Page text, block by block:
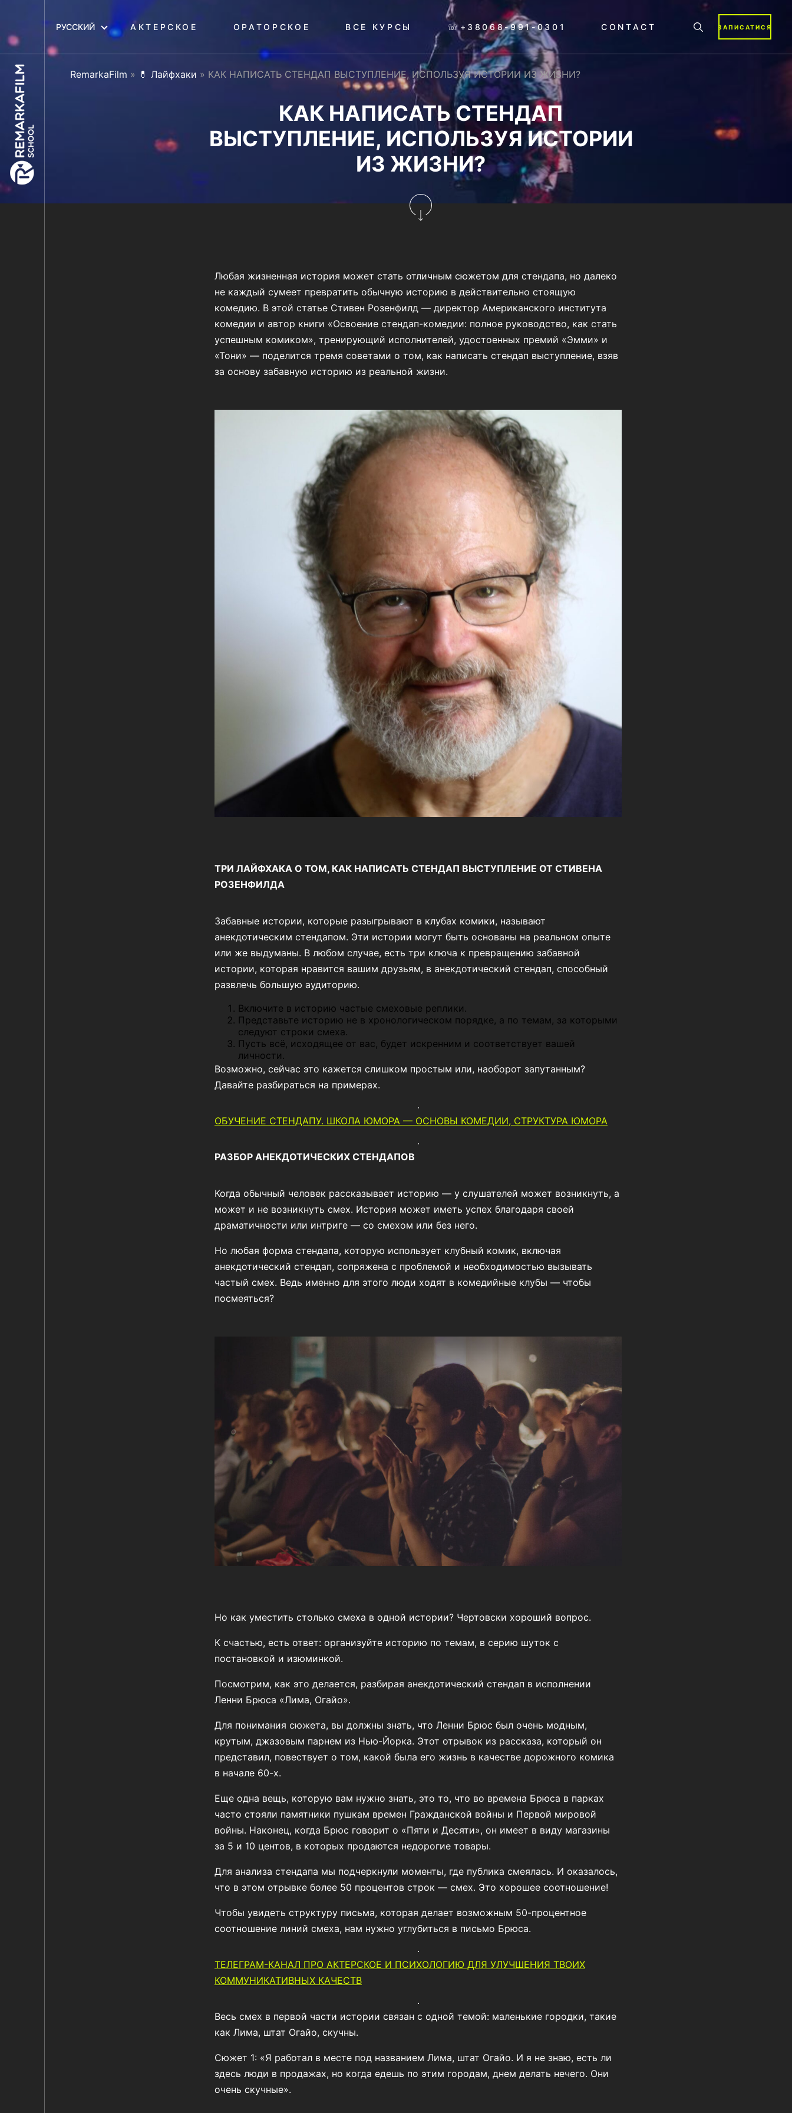
РУССКИЙ АКТЕРСКОЕ ОРАТОРСКОЕ ВСЕ КУРСЫ ☏+38068-991-0301 CONTACT ЗАПИСАТИСЯ
RemarkaFilm » 💊 Лайфхаки » КАК НАПИСАТЬ СТЕНДАП ВЫСТУПЛЕНИЕ, ИСПОЛЬЗУЯ ИСТОРИИ ИЗ ЖИЗНИ?
КАК НАПИСАТЬ СТЕНДАП
ВЫСТУПЛЕНИЕ, ИСПОЛЬЗУЯ ИСТОРИИ
ИЗ ЖИЗНИ?
Любая жизненная история может стать отличным сюжетом для стендапа, но далеко
не каждый сумеет превратить обычную историю в действительно стоящую
комедию. В этой статье Стивен Розенфилд — директор Американского института
комедии и автор книги «Освоение стендап-комедии: полное руководство, как стать
успешным комиком», тренирующий исполнителей, удостоенных премий «Эмми» и
«Тони» — поделится тремя советами о том, как написать стендап выступление, взяв
за основу забавную историю из реальной жизни.
ТРИ ЛАЙФХАКА О ТОМ, КАК НАПИСАТЬ СТЕНДАП ВЫСТУПЛЕНИЕ ОТ СТИВЕНА
РОЗЕНФИЛДА
Забавные истории, которые разыгрывают в клубах комики, называют
анекдотическим стендапом. Эти истории могут быть основаны на реальном опыте
или же выдуманы. В любом случае, есть три ключа к превращению забавной
истории, которая нравится вашим друзьям, в анекдотический стендап, способный
развлечь большую аудиторию.
Включите в историю частые смеховые реплики.
Представьте историю не в хронологическом порядке, а по темам, за которыми
следуют строки смеха.
Пусть всё, исходящее от вас, будет искренним и соответствует вашей
личности.
Возможно, сейчас это кажется слишком простым или, наоборот запутанным?
Давайте разбираться на примерах.
ОБУЧЕНИЕ СТЕНДАПУ. ШКОЛА ЮМОРА — ОСНОВЫ КОМЕДИИ, СТРУКТУРА ЮМОРА
РАЗБОР АНЕКДОТИЧЕСКИХ СТЕНДАПОВ
Когда обычный человек рассказывает историю — у слушателей может возникнуть, а
может и не возникнуть смех. История может иметь успех благодаря своей
драматичности или интриге — со смехом или без него.
Но любая форма стендапа, которую использует клубный комик, включая
анекдотический стендап, сопряжена с проблемой и необходимостью вызывать
частый смех. Ведь именно для этого люди ходят в комедийные клубы — чтобы
посмеяться?
Но как уместить столько смеха в одной истории? Чертовски хороший вопрос.
К счастью, есть ответ: организуйте историю по темам, в серию шуток с
постановкой и изюминкой.
Посмотрим, как это делается, разбирая анекдотический стендап в исполнении
Ленни Брюса «Лима, Огайо».
Для понимания сюжета, вы должны знать, что Ленни Брюс был очень модным,
крутым, джазовым парнем из Нью-Йорка. Этот отрывок из рассказа, который он
представил, повествует о том, какой была его жизнь в качестве дорожного комика
в начале 60-х.
Еще одна вещь, которую вам нужно знать, это то, что во времена Брюса в парках
часто стояли памятники пушкам времен Гражданской войны и Первой мировой
войны. Наконец, когда Брюс говорит о «Пяти и Десяти», он имеет в виду магазины
за 5 и 10 центов, в которых продаются недорогие товары.
Для анализа стендапа мы подчеркнули моменты, где публика смеялась. И оказалось,
что в этом отрывке более 50 процентов строк — смех. Это хорошее соотношение!
Чтобы увидеть структуру письма, которая делает возможным 50-процентное
соотношение линий смеха, нам нужно углубиться в письмо Брюса.
ТЕЛЕГРАМ-КАНАЛ ПРО АКТЕРСКОЕ И ПСИХОЛОГИЮ ДЛЯ УЛУЧШЕНИЯ ТВОИХ
КОММУНИКАТИВНЫХ КАЧЕСТВ
Весь смех в первой части истории связан с одной темой: маленькие городки, такие
как Лима, штат Огайо, скучны.
Сюжет 1: «Я работал в месте под названием Лима, штат Огайо. И я не знаю, есть ли
здесь люди в продажах, но когда едешь по этим городам, днем ​​делать нечего. Они
очень скучные».